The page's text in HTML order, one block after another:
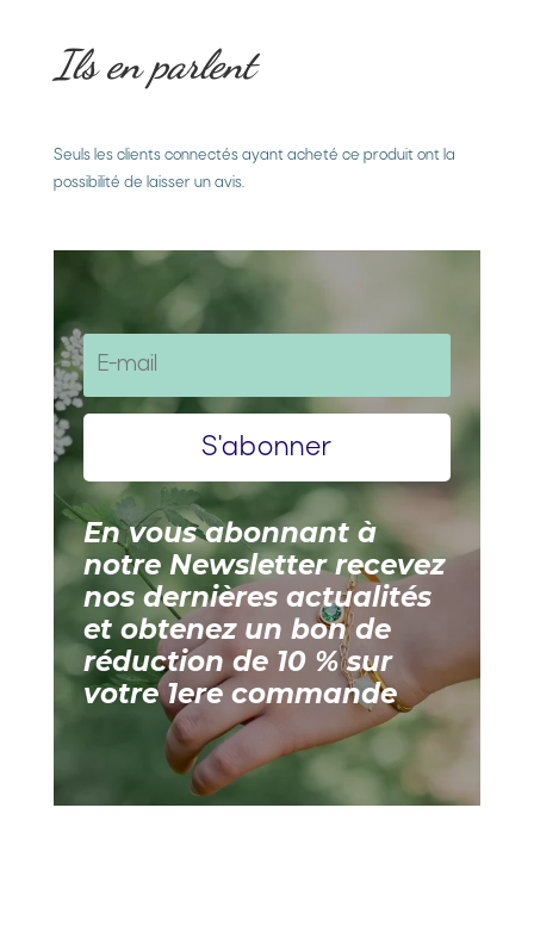
Ils en parlent
Seuls les clients connectés ayant acheté ce produit ont la
possibilité de laisser un avis.
S'abonner
En vous abonnant à
notre Newsletter recevez
nos dernières actualités
et obtenez un bon de
réduction de 10 % sur
votre 1ere commande